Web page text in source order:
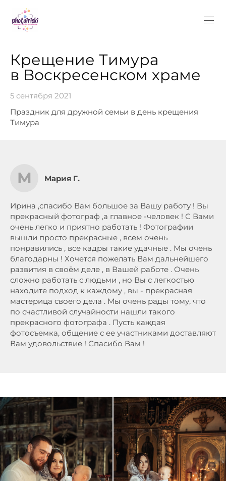
Крещение Тимура
в Воскресенском храме
5 сентября 2021
Праздник для дружной семьи в день крещения
Тимура
М Мария Г.
Ирина ,спасибо Вам большое за Вашу работу ! Вы
прекрасный фотограф ,а главное -человек ! С Вами
очень легко и приятно работать ! Фотографии
вышли просто прекрасные , всем очень
понравились , все кадры такие удачные . Мы очень
благодарны ! Хочется пожелать Вам дальнейшего
развития в своём деле , в Вашей работе . Очень
сложно работать с людьми , но Вы с легкостью
находите подход к каждому , вы - прекрасная
мастерица своего дела . Мы очень рады тому, что
по счастливой случайности нашли такого
прекрасного фотографа . Пусть каждая
фотосъемка, общение с ее участниками доставляют
Вам удовольствие ! Спасибо Вам !